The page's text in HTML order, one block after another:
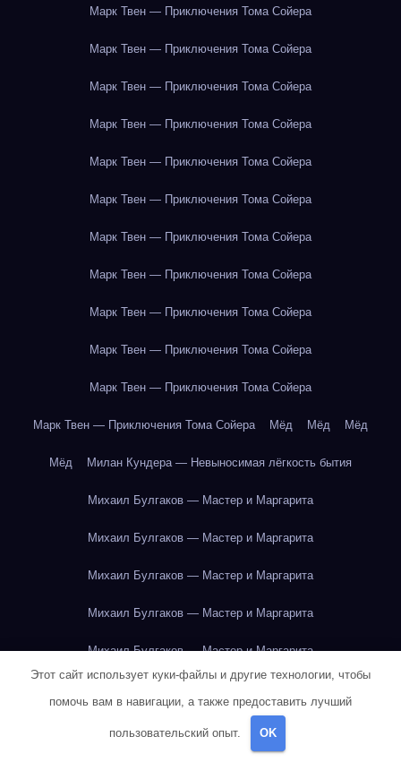
Марк Твен — Приключения Тома Сойера
Марк Твен — Приключения Тома Сойера
Марк Твен — Приключения Тома Сойера
Марк Твен — Приключения Тома Сойера
Марк Твен — Приключения Тома Сойера
Марк Твен — Приключения Тома Сойера
Марк Твен — Приключения Тома Сойера
Марк Твен — Приключения Тома Сойера
Марк Твен — Приключения Тома Сойера
Марк Твен — Приключения Тома Сойера
Марк Твен — Приключения Тома Сойера
Марк Твен — Приключения Тома Сойера Мёд Мёд Мёд
Мёд Милан Кундера — Невыносимая лёгкость бытия
Михаил Булгаков — Мастер и Маргарита
Михаил Булгаков — Мастер и Маргарита
Михаил Булгаков — Мастер и Маргарита
Михаил Булгаков — Мастер и Маргарита
Михаил Булгаков — Мастер и Маргарита
Михаил Булгаков — Мастер и Маргарита
Этот сайт использует куки-файлы и другие технологии, чтобы
помочь вам в навигации, а также предоставить лучший
пользовательский опыт. OK